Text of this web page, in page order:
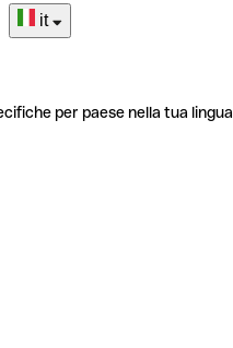
it
per paese nella tua lingua